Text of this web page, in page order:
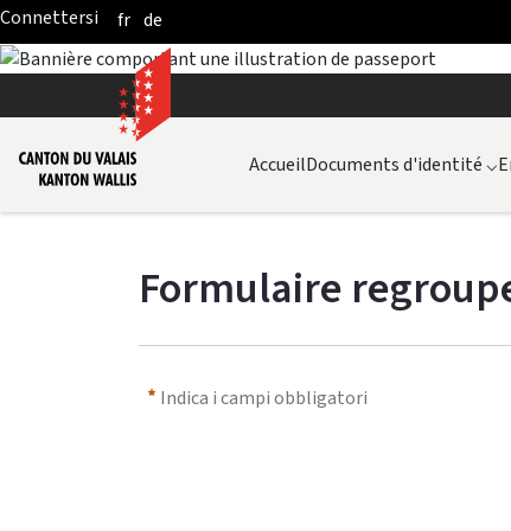
Skip to Main Content
fr de
AccueilDocuments d'identité ⌵
Formulaire
Indica i campi obbligatori